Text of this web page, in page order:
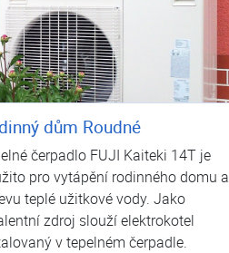
dům Roudné
čerpadlo FUJI Kaiteki 14T je
pro vytápění rodinného domu a
teplé užitkové vody. Jako
zdroj slouží elektrokotel
v tepelném čerpadle.